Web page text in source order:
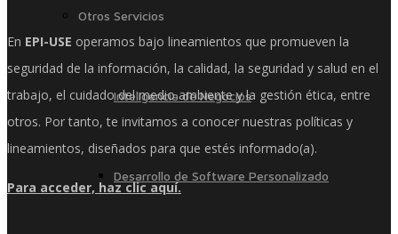
Otros Servicios
Inteligencia de Negocios
Desarrollo de Software Personalizado
En EPI-USE operamos bajo lineamientos que promueven la
seguridad de la información, la calidad, la seguridad y salud en el
trabajo, el cuidado del medio ambiente y la gestión ética, entre
otros. Por tanto, te invitamos a conocer nuestras políticas y
lineamientos, diseñados para que estés informado(a).
Para acceder, haz clic aquí.